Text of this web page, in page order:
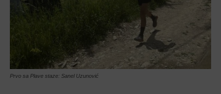
Prvo sa Plave staze: Sanel Uzunović